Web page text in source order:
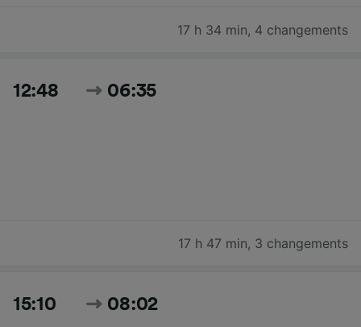
17 h 34 min, 4 changements
12:48 06:35
17 h 47 min, 3 changements
15:10 08:02